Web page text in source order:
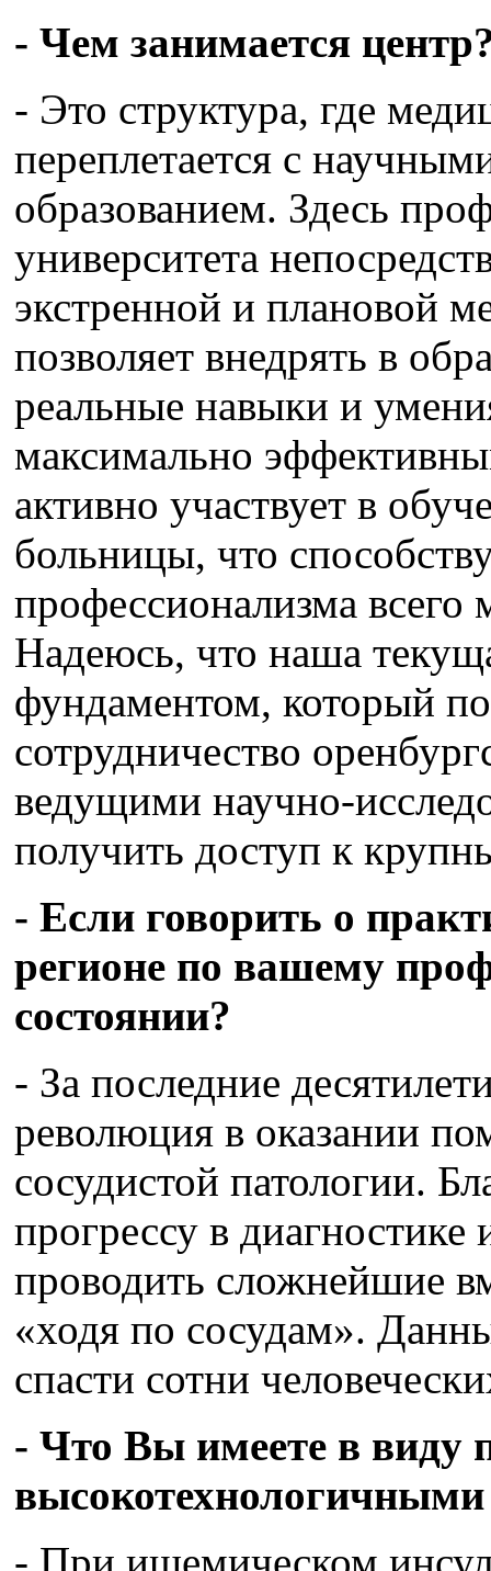
- Чем занимается
- Это структура, где
переплетается с
образованием. Здесь
университета
экстренной и плановой
позволяет внедрять в
реальные навыки и
максимально
активно участвует в
больницы, что
профессионализма всего
Надеюсь, что наша
фундаментом, который
сотрудничество
ведущими научно-
получить доступ к
- Если говорить о
регионе по вашему
состоянии?
- За последние
революция в оказании
сосудистой патологии.
прогрессу в
проводить сложнейшие
«ходя по сосудам».
спасти сотни
- Что Вы имеете в виду
- При ишемическом